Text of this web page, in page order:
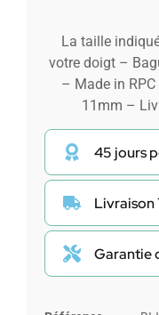
La taille
votre doigt –
– Made in
11mm –
45 jours
Garantie